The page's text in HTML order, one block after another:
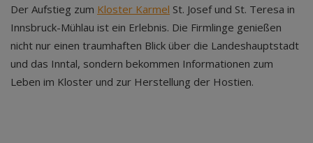
Der Aufstieg zum Kloster Karmel St. Josef und St. Teresa in
Innsbruck-Mühlau ist ein Erlebnis. Die Firmlinge genießen
nicht nur einen traumhaften Blick über die Landeshauptstadt
und das Inntal, sondern bekommen Informationen zum
Leben im Kloster und zur Herstellung der Hostien.